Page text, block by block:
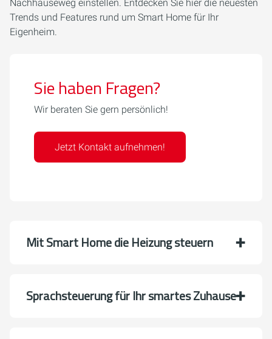
Nachhauseweg einstellen. Entdecken Sie hier die neuesten
Trends und Features rund um Smart Home für Ihr
Eigenheim.
Sie haben Fragen?
Wir beraten Sie gern persönlich!
Jetzt Kontakt aufnehmen!
Mit Smart Home die Heizung steuern
Sprachsteuerung für Ihr smartes Zuhause